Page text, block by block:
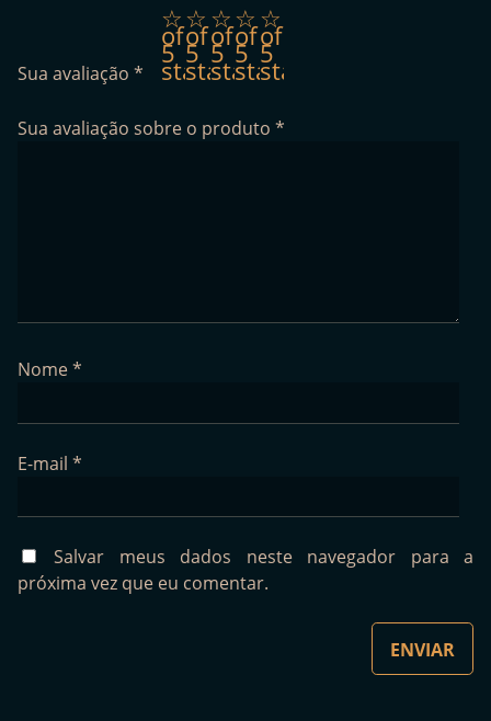
Sua avaliação *
1
of
5
stars
2
of
5
stars
3
of
5
stars
4
of
5
stars
of
5
stars
Sua avaliação sobre o produto *
Nome*
E-mail *
Salvar meus dados neste navegador para a
próxima vez que eu comentar.